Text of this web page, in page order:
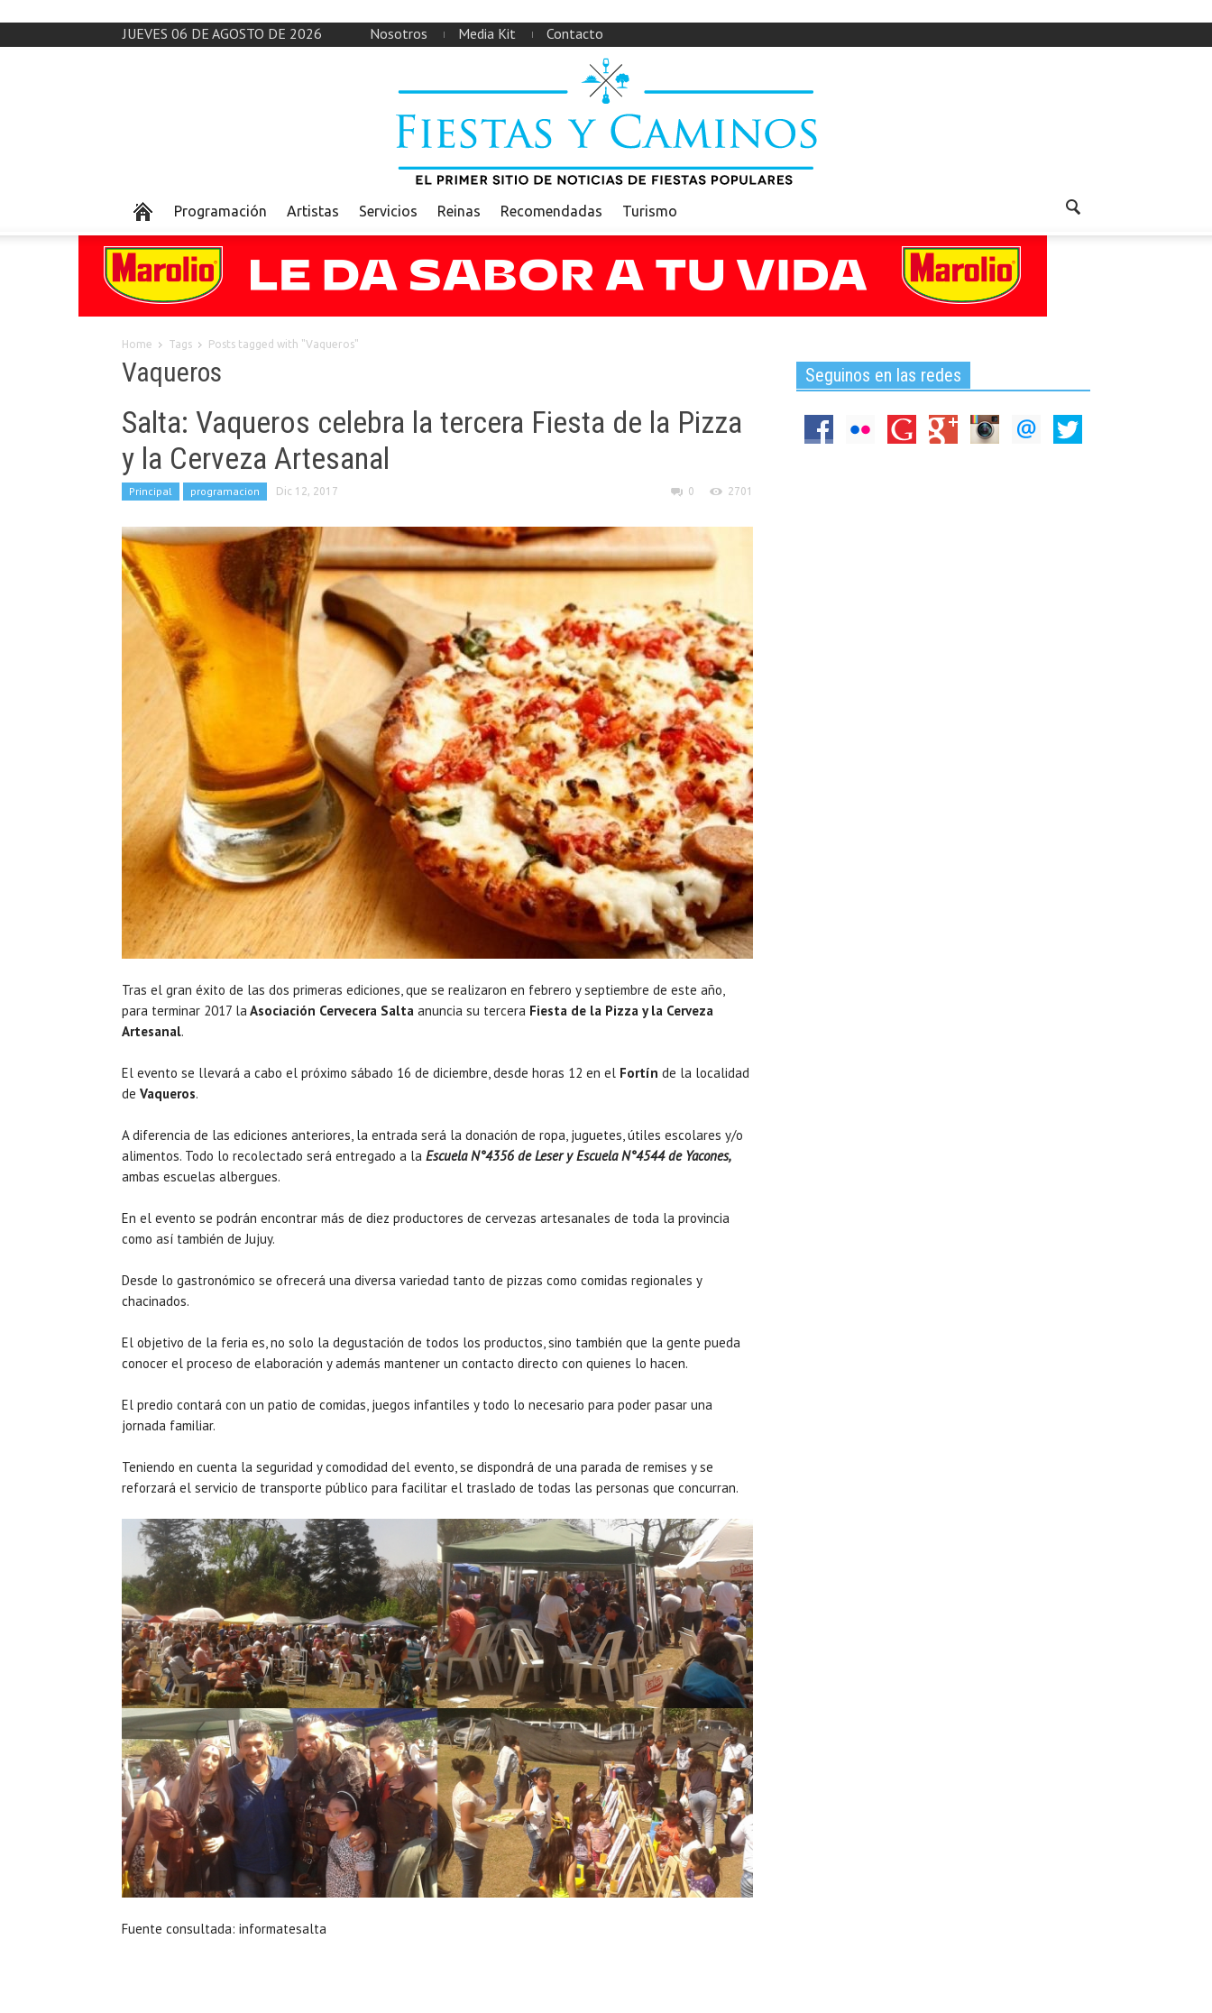
JUEVES 06 DE AGOSTO DE 2026 Nosotros Media Kit Contacto
Programación Artistas Servicios Reinas Recomendadas Turismo
Home Tags Posts tagged with "Vaqueros"
Vaqueros
Salta: Vaqueros celebra la tercera Fiesta de la Pizza
y la Cerveza Artesanal
Principal programacion Dic 12, 2017 0 2701
Tras el gran éxito de las dos primeras ediciones, que se realizaron en febrero y septiembre de este año,
para terminar 2017 laAsociación Cervecera Salta anuncia su tercera Fiesta de la Pizza y la Cerveza
Artesanal.
El evento se llevará a cabo el próximo sábado 16 de diciembre, desde horas 12 en el Fortín de la localidad
de Vaqueros.
A diferencia de las ediciones anteriores, la entrada será la donación de ropa, juguetes, útiles escolares y/o
alimentos. Todo lo recolectado será entregado a la Escuela N°4356 de Leser y Escuela N°4544 de Yacones,
ambas escuelas albergues.
En el evento se podrán encontrar más de diez productores de cervezas artesanales de toda la provincia
como así también de Jujuy.
Desde lo gastronómico se ofrecerá una diversa variedad tanto de pizzas como comidas regionales y
chacinados.
El objetivo de la feria es, no solo la degustación de todos los productos, sino también que la gente pueda
conocer el proceso de elaboración y además mantener un contacto directo con quienes lo hacen.
El predio contará con un patio de comidas, juegos infantiles y todo lo necesario para poder pasar una
jornada familiar.
Teniendo en cuenta la seguridad y comodidad del evento, se dispondrá de una parada de remises y se
reforzará el servicio de transporte público para facilitar el traslado de todas las personas que concurran.
Fuente consultada: informatesalta
Seguinos en las redes